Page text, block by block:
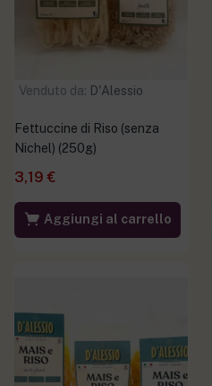
Venduto da: D'Alessio
Fettuccine di Riso (senza
Nichel) (250g)
3,19 €
Aggiungi al carrello